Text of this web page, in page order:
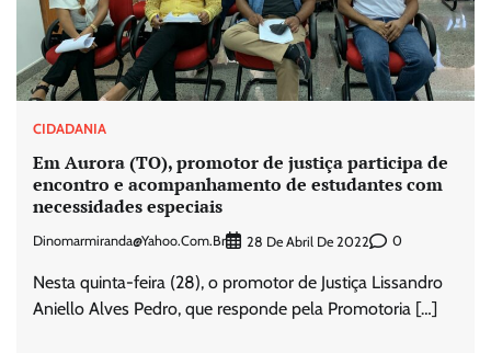
CIDADANIA
Em Aurora (TO), promotor de justiça participa de
encontro e acompanhamento de estudantes com
necessidades especiais
Dinomarmiranda@yahoo.com.br 28 De Abril De 2022 0
Nesta quinta-feira (28), o promotor de Justiça Lissandro
Aniello Alves Pedro, que responde pela Promotoria […]